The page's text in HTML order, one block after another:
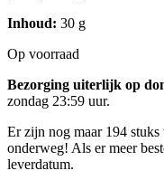
Inhoud: 30 g
Op voorraad
Bezorging uiterlijk op
zondag 23:59 uur.
Er zijn nog maar 194
onderweg! Als er meer
leverdatum.